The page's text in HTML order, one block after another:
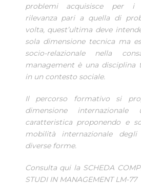
problemi acquisisce per i
rilevanza pari a quella di
volta, quest’ultima deve
sola dimensione tecnica ma
socio-relazionale nella
management è una disciplina
in un contesto sociale.
Il percorso formativo si
dimensione
caratteristica proponendo e
mobilità internazionale
diverse forme.
Consulta qui la SCHEDA
STUDI IN MANAGEMENT LM-77